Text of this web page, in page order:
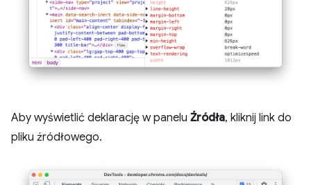
Aby wyświetlić deklarację w panelu Źródła, kliknij link do
pliku źródłowego.